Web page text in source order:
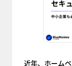
近年、ホーム